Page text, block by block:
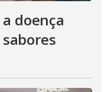
a doença